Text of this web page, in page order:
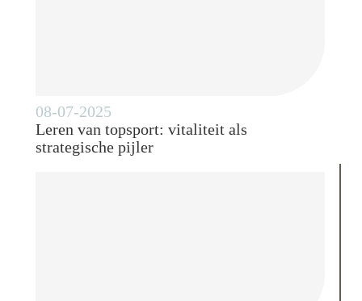
08-07-2025
Leren van topsport: vitaliteit als
strategische pijler